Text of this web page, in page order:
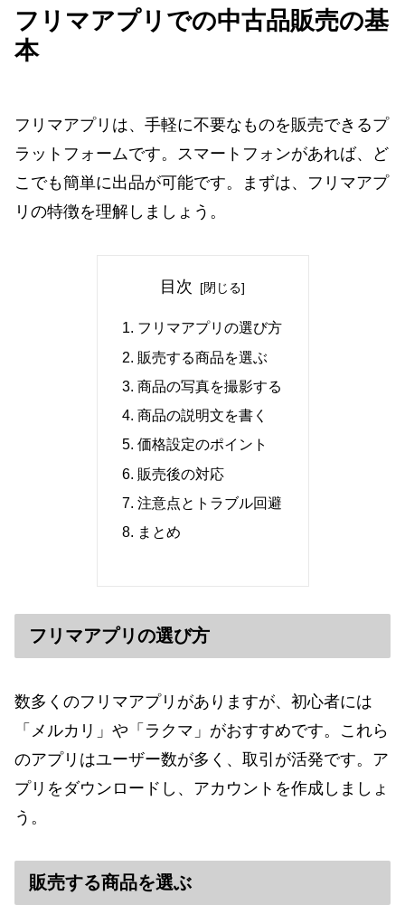
フリマアプリでの中古品販売の基
本
フリマアプリは、手軽に不要なものを販売できるプ
ラットフォームです。スマートフォンがあれば、ど
こでも簡単に出品が可能です。まずは、フリマアプ
リの特徴を理解しましょう。
目次
フリマアプリの選び方
販売する商品を選ぶ
商品の写真を撮影する
商品の説明文を書く
価格設定のポイント
販売後の対応
注意点とトラブル回避
まとめ
フリマアプリの選び方
数多くのフリマアプリがありますが、初心者には
「メルカリ」や「ラクマ」がおすすめです。これら
のアプリはユーザー数が多く、取引が活発です。ア
プリをダウンロードし、アカウントを作成しましょ
う。
販売する商品を選ぶ